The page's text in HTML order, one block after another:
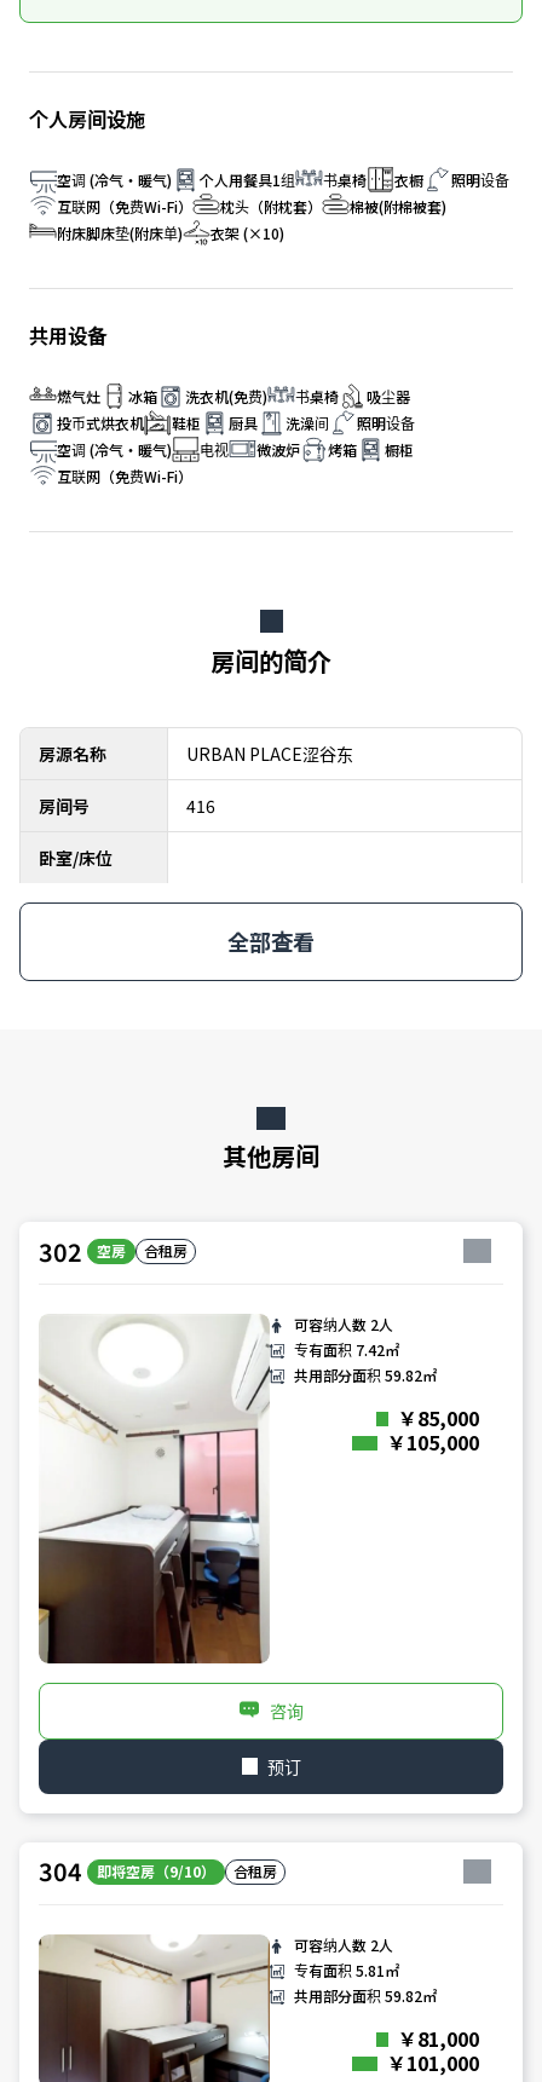
个人房间设施
空调 (冷气・暖气) 个人用餐具1组 书桌椅 衣橱
照明设备
互联网（免费Wi-Fi）
枕头（附枕套）
棉被(附棉被套)
附床脚床垫(附床单)
衣架 (×10)
共用设备
燃气灶 冰箱 洗衣机(免费) 书桌椅
吸尘器
投币式烘衣机
鞋柜 厨具 洗澡间
照明设备
空调 (冷气・暖气)
电视 微波炉 烤箱
橱柜
互联网（免费Wi-Fi）
房间的简介
房源名称 URBAN PLACE涩谷东
房间号 416
卧室/床位
全部查看
其他房间
302 空房 合租房
可容纳人数 2人
专有面积 7.42㎡
共用部分面积59.82㎡
￥85,000
￥105,000
咨询
预订
304 即将空房（9/10） 合租房
可容纳人数 2人
专有面积5.81㎡
共用部分面积59.82㎡
￥81,000
￥101,000